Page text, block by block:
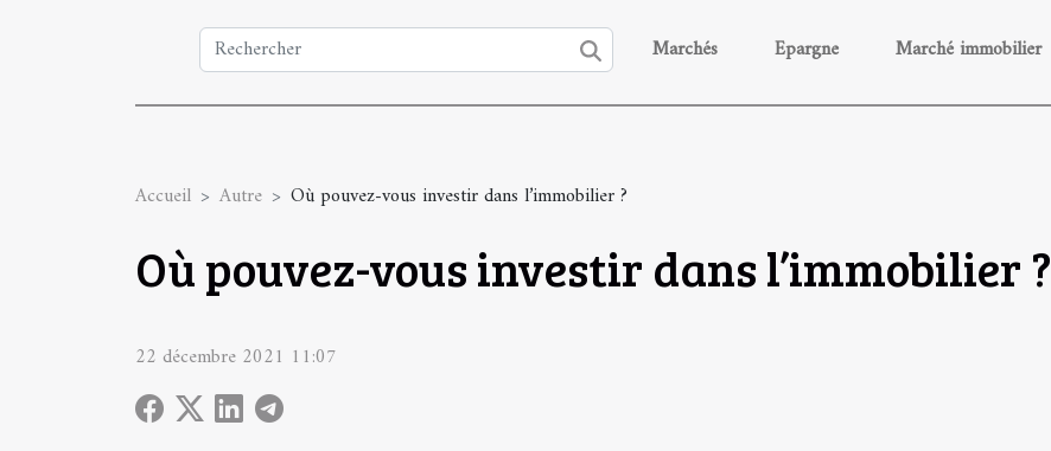
Marchés Epargne Marché immobilier
Accueil Autre Où pouvez-vous investir dans l’immobilier ?
Où pouvez-vous investir dans l’immobilier ?
22 décembre 2021 11:07